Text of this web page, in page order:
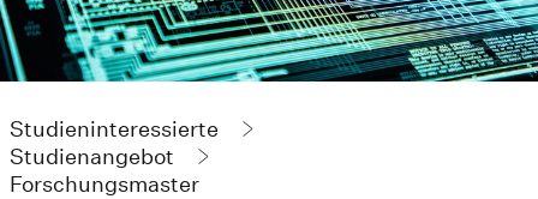
Studieninteressierte
Studienangebot
Forschungsmaster